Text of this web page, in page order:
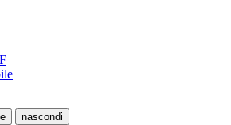
nascondi